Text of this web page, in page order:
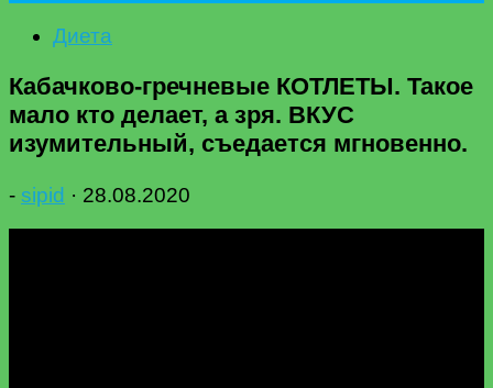
Диета
Кабачково-гречневые КОТЛЕТЫ. Такое
мало кто делает, а зря. ВКУС
изумительный, съедается мгновенно.
- sipid · 28.08.2020